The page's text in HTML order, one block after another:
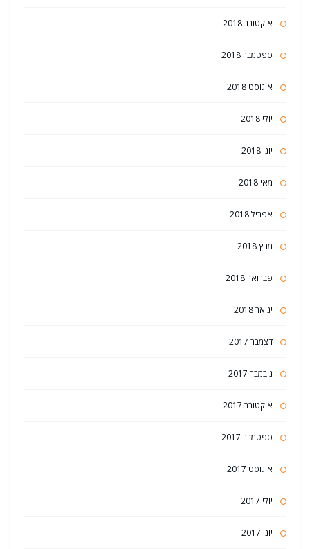
אוקטובר 2018
ספטמבר 2018
אוגוסט 2018
יולי 2018
יוני 2018
מאי 2018
אפריל 2018
מרץ 2018
פברואר 2018
ינואר 2018
דצמבר 2017
נובמבר 2017
אוקטובר 2017
ספטמבר 2017
אוגוסט 2017
יולי 2017
יוני 2017